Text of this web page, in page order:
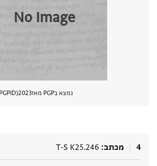
No Image
נמצא בPGP מאז 2023
PGPID
4 מכתב T-S K25.246